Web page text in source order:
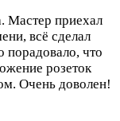
Мастер приехал
всё сделал
порадовало, что
розеток
Очень доволен!